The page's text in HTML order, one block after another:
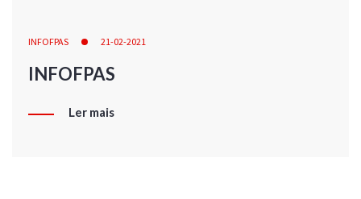
INFOFPAS 21-02-2021
INFOFPAS
Ler mais